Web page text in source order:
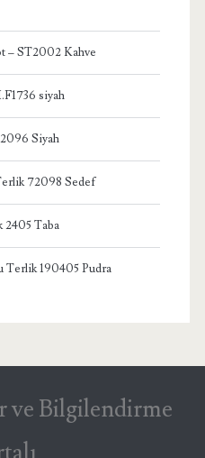
– ST2002 Kahve
siyah
Siyah
72098 Sedef
2405 Taba
Terlik 190405 Pudra
ve Bilgilendirme